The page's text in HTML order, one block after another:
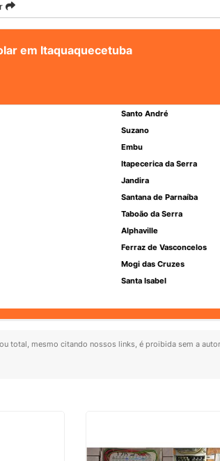
em Itaquaquecetuba
Santo André
Suzano
Embu
Itapecerica da Serra
Jandira
Santana de Parnaíba
Taboão da Serra
Alphaville
Ferraz de Vasconcelos
Mogi das Cruzes
Santa Isabel
total, mesmo citando nossos links, é proibida sem a